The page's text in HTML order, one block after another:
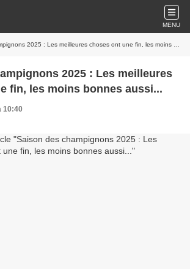
MENU
2025 : Les meilleures choses ont une fin, les moins bonnes aussi...
2025 : Les meilleures
fin, les moins bonnes aussi...
10:40